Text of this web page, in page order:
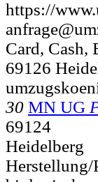
https://
Card, Cash,
69126
30 MN UG
69124
Heidelberg
Herstellung/